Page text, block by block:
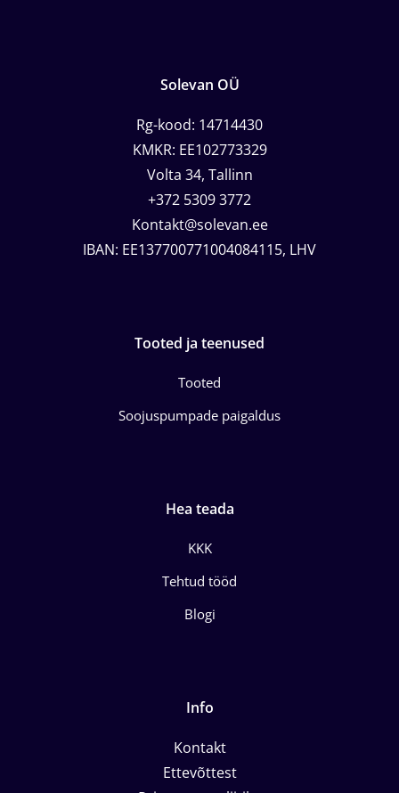
Solevan OÜ
Rg-kood: 14714430
KMKR: EE102773329
Volta 34, Tallinn
+372 5309 3772
Kontakt@solevan.ee
IBAN: EE137700771004084115, LHV
Tooted ja teenused
Tooted
Soojuspumpade paigaldus
Hea teada
KKK
Tehtud tööd
Blogi
Info
Kontakt
Ettevõttest